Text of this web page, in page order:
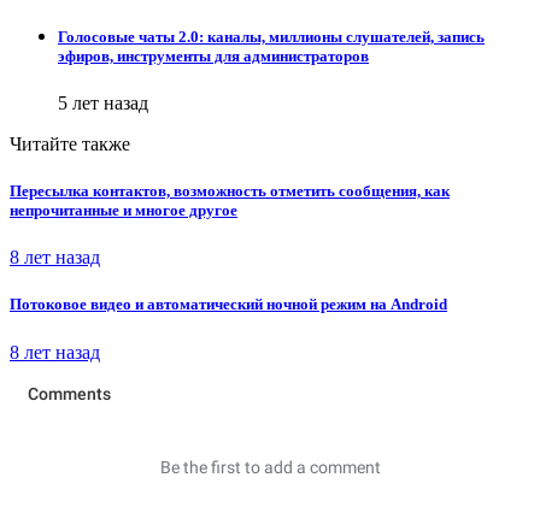
Голосовые чаты 2.0: каналы, миллионы слушателей, запись
эфиров, инструменты для администраторов
5 лет назад
Читайте также
Пересылка контактов, возможность отметить сообщения, как
непрочитанные и многое другое
8 лет назад
Потоковое видео и автоматический ночной режим на Android
8 лет назад